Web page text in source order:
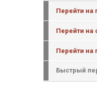
Перейти на
Перейти на
Перейти на
Быстрый